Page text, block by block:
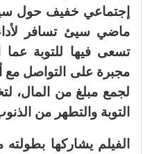
إجتماعي خفيف حول
ماضي سيئ تسافر
تسعى فيها للتوبة عما
مجبرة على التواصل
لجمع مبلغ من المال،
التوبة والتطهر من
الفيلم يشاركها